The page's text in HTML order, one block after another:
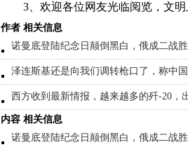
3、欢迎各位网友光临阅览，文明
作者 相关信息
诺曼底登陆纪念日颠倒黑白，俄成二战
泽连斯基还是向我们调转枪口了，称中
西方收到最新情报，越来越多的歼-20，
内容 相关信息
诺曼底登陆纪念日颠倒黑白，俄成二战